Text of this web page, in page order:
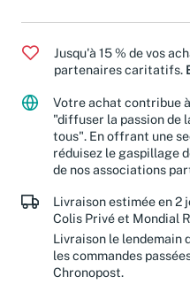
Jusqu'à 15 % de vos
partenaires caritatifs.
Votre achat contribue
"diffuser la passion de
tous". En offrant une
réduisez le gaspillage
de nos associations
Livraison estimée en 2
Colis Privé et Mondial
Livraison le lendemain
les commandes
Chronopost.